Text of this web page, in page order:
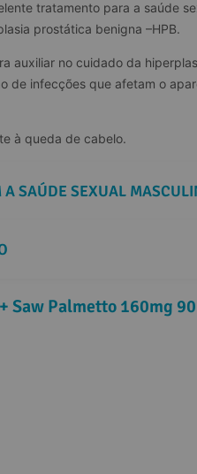
tratamento para a saúde
prostática benigna –HPB.
auxiliar no cuidado da
de infecções que afetam o
à queda de cabelo.
SAÚDE SEXUAL
Saw Palmetto 160mg